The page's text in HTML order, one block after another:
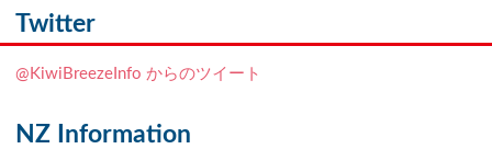
NZフレンズに「
登録日 : 2019.4.10
Twitter
@KiwiBreezeInfo からのツイート
NZ Information